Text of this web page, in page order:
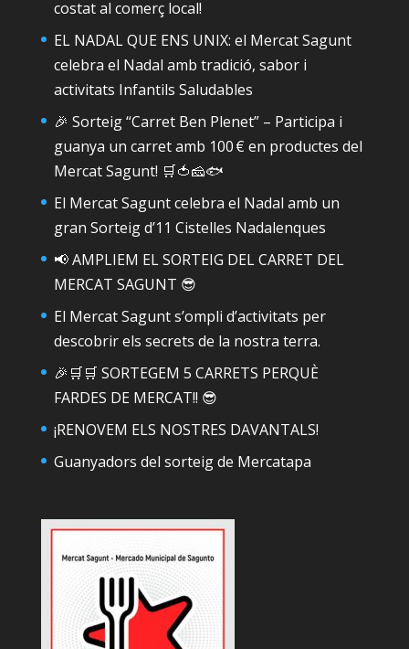
costat al comerç local!
EL NADAL QUE ENS UNIX: el Mercat Sagunt
celebra el Nadal amb tradició, sabor i
activitats Infantils Saludables
🎉 Sorteig “Carret Ben Plenet” – Participa i
guanya un carret amb 100 € en productes del
Mercat Sagunt! 🛒🍅🧀🐟
El Mercat Sagunt celebra el Nadal amb un
gran Sorteig d’11 Cistelles Nadalenques
📢 AMPLIEM EL SORTEIG DEL CARRET DEL
MERCAT SAGUNT 😎
El Mercat Sagunt s’ompli d’activitats per
descobrir els secrets de la nostra terra.
🎉🛒🛒 SORTEGEM 5 CARRETS PERQUÈ
FARDES DE MERCAT!! 😎
¡RENOVEM ELS NOSTRES DAVANTALS!
Guanyadors del sorteig de Mercatapa